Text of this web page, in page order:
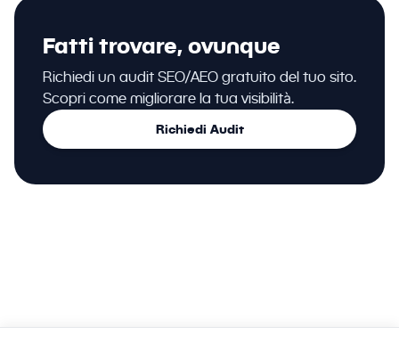
Fatti trovare, ovunque
Richiedi un audit SEO/AEO gratuito del tuo sito.
Scopri come migliorare la tua visibilità.
Richiedi Audit